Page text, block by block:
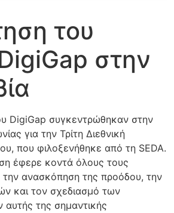
του
στην
DigiGap συγκεντρώθηκαν στην
για την Τρίτη Διεθνική
που φιλοξενήθηκε από τη SEDA.
έφερε κοντά όλους τους
την ανασκόπηση της προόδου, την
και τον σχεδιασμό των
της σημαντικής